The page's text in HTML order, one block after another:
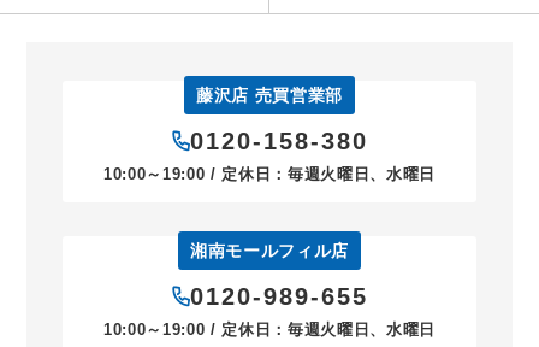
藤沢店 売買営業部
0120-158-380
10:00～19:00 / 定休日：毎週火曜日、水曜日
湘南モールフィル店
0120-989-655
10:00～19:00 / 定休日：毎週火曜日、水曜日